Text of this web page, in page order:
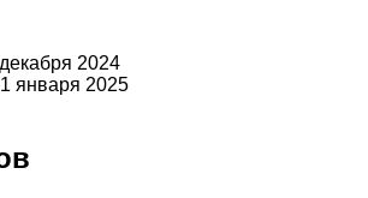
2024
января 2025